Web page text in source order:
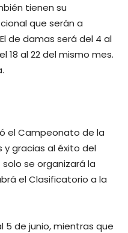
tienen su
que serán a
de damas será del 4 al
18 al 22 del mismo mes.
el Campeonato de la
y gracias al éxito del
se organizará la
el Clasificatorio a la
5 de junio, mientras que